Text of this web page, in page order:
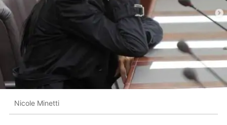
Nicole Minetti